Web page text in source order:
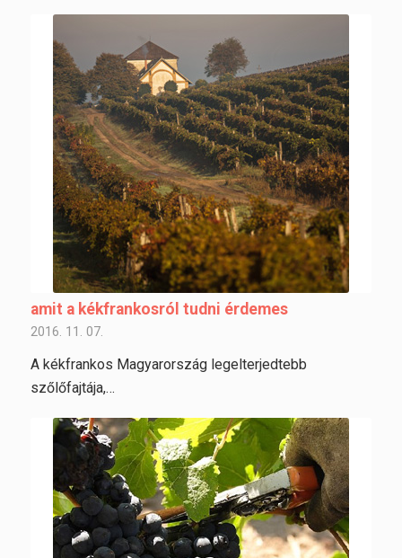
amit a kékfrankosról tudni érdemes
2016. 11. 07.
A kékfrankos Magyarország legelterjedtebb
szőlőfajtája,…